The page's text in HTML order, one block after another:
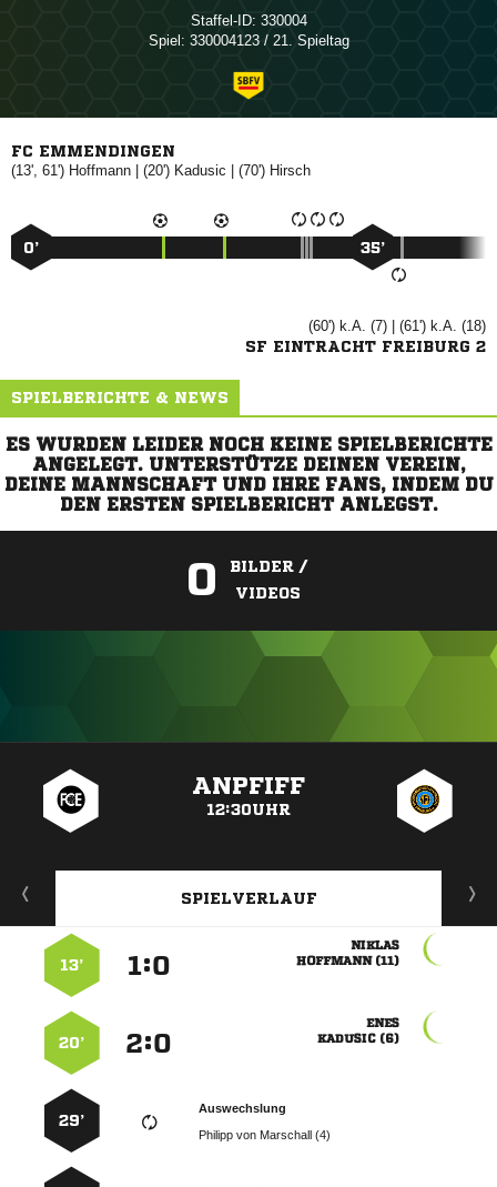
Staffel-ID: 330004
Spiel: 330004123 / 21. Spieltag
FC EMMENDINGEN
(13', 61')  | (20')  | (70') 
0’ 35’
(60') k.A. (7) | (61') k.A. (18)
SF EINTRACHT FREIBURG 2
SPIELBERICHTE & NEWS
ES WURDEN LEIDER NOCH KEINE SPIELBERICHTE
ANGELEGT. UNTERSTÜTZE DEINEN VEREIN,
DEINE MANNSCHAFT UND IHRE FANS, INDEM DU
DEN ERSTEN SPIELBERICHT ANLEGST.
0
BILDER /
VIDEOS
ANPFIFF
12:30UHR
SPIELVERLAUF

 
:
13’

 
:
20’
Auswechslung
   
29’